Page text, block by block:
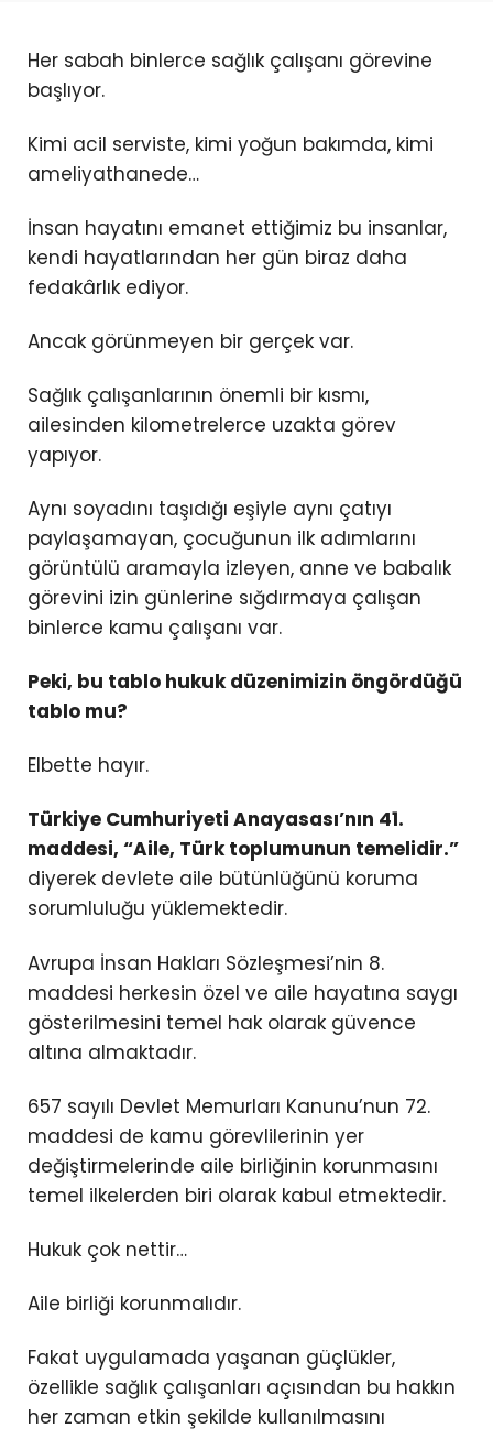
Her sabah binlerce sağlık çalışanı görevine
başlıyor.
Kimi acil serviste, kimi yoğun bakımda, kimi
ameliyathanede…
İnsan hayatını emanet ettiğimiz bu insanlar,
kendi hayatlarından her gün biraz daha
fedakârlık ediyor.
Ancak görünmeyen bir gerçek var.
Sağlık çalışanlarının önemli bir kısmı,
ailesinden kilometrelerce uzakta görev
yapıyor.
Aynı soyadını taşıdığı eşiyle aynı çatıyı
paylaşamayan, çocuğunun ilk adımlarını
görüntülü aramayla izleyen, anne ve babalık
görevini izin günlerine sığdırmaya çalışan
binlerce kamu çalışanı var.
Peki, bu tablo hukuk düzenimizin öngördüğü
tablo mu?
Elbette hayır.
Türkiye Cumhuriyeti Anayasası’nın 41.
maddesi, “Aile, Türk toplumunun temelidir.”
diyerek devlete aile bütünlüğünü koruma
sorumluluğu yüklemektedir.
Avrupa İnsan Hakları Sözleşmesi’nin 8.
maddesi herkesin özel ve aile hayatına saygı
gösterilmesini temel hak olarak güvence
altına almaktadır.
657 sayılı Devlet Memurları Kanunu’nun 72.
maddesi de kamu görevlilerinin yer
değiştirmelerinde aile birliğinin korunmasını
temel ilkelerden biri olarak kabul etmektedir.
Hukuk çok nettir…
Aile birliği korunmalıdır.
Fakat uygulamada yaşanan güçlükler,
özellikle sağlık çalışanları açısından bu hakkın
her zaman etkin şekilde kullanılmasını